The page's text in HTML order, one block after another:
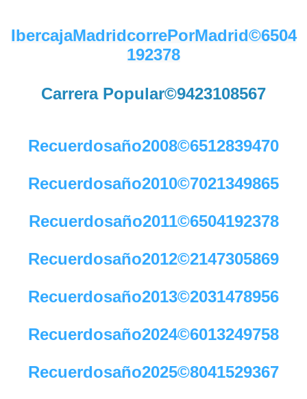
IbercajaMadridcorrePorMadrid©6504
192378
Carrera Popular©9423108567
Recuerdosaño2008©6512839470
Recuerdosaño2010©7021349865
Recuerdosaño2011©6504192378
Recuerdosaño2012©2147305869
Recuerdosaño2013©2031478956
Recuerdosaño2024©6013249758
Recuerdosaño2025©8041529367